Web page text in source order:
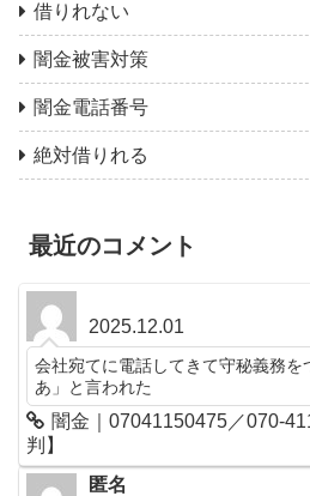
借りれない
闇金被害対策
闇金電話番号
絶対借りれる
最近のコメント
2025.12.01
会社宛てに電話してきて守秘義務
あ」と言われた
闇金｜07041150475／070-
判】
匿名